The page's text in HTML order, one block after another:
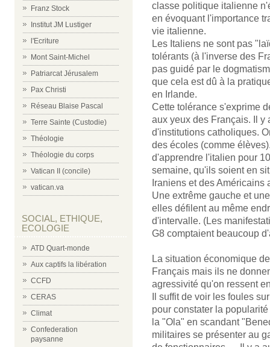
Franz Stock
Institut JM Lustiger
l'Ecriture
Mont Saint-Michel
Patriarcat Jérusalem
Pax Christi
Réseau Blaise Pascal
Terre Sainte (Custodie)
Théologie
Théologie du corps
Vatican II (concile)
vatican.va
SOCIAL, ETHIQUE,
ECOLOGIE
ATD Quart-monde
Aux captifs la libération
CCFD
CERAS
Climat
Confederation
paysanne
classe politique italienne
en évoquant l'importance
vie italienne.
Les Italiens ne sont pas
tolérants (à l'inverse des
pas guidé par le
que cela est dû à la
en Irlande.
Cette tolérance s'exprime
aux yeux des Français. Il y
d'institutions catholiques.
des écoles (comme
d'apprendre l'italien pour
semaine, qu'ils soient en
Iraniens et des
Une extrême gauche et
elles défilent au même
d'intervalle. (Les
G8 comptaient beaucoup
La situation économique
Français mais ils ne
agressivité qu'on ressent
Il suffit de voir les foules
pour constater la
la "Ola" en scandant
militaires se présenter au